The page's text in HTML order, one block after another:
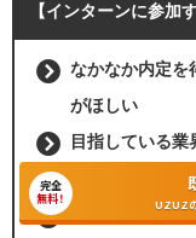
【インターンに参加
なかなか内定を
がほしい
目指している
インターンに
完全
無料！
UZUZの